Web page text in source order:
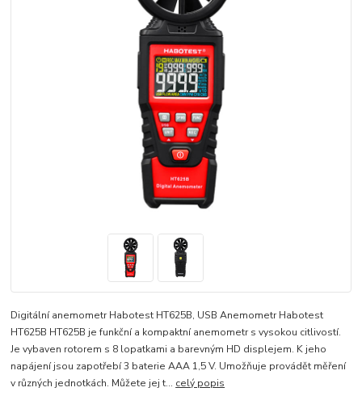
Digitální anemometr Habotest HT625B, USB Anemometr Habotest
HT625B HT625B je funkční a kompaktní anemometr s vysokou citlivostí.
Je vybaven rotorem s 8 lopatkami a barevným HD displejem. K jeho
napájení jsou zapotřebí 3 baterie AAA 1,5 V. Umožňuje provádět měření
v různých jednotkách. Můžete jej t... celý popis